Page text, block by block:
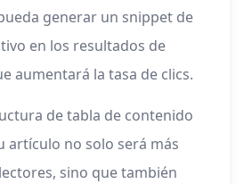
generar un snippet de
en los resultados de
aumentará la tasa de clics.
de tabla de contenido
artículo no solo será más
sino que también